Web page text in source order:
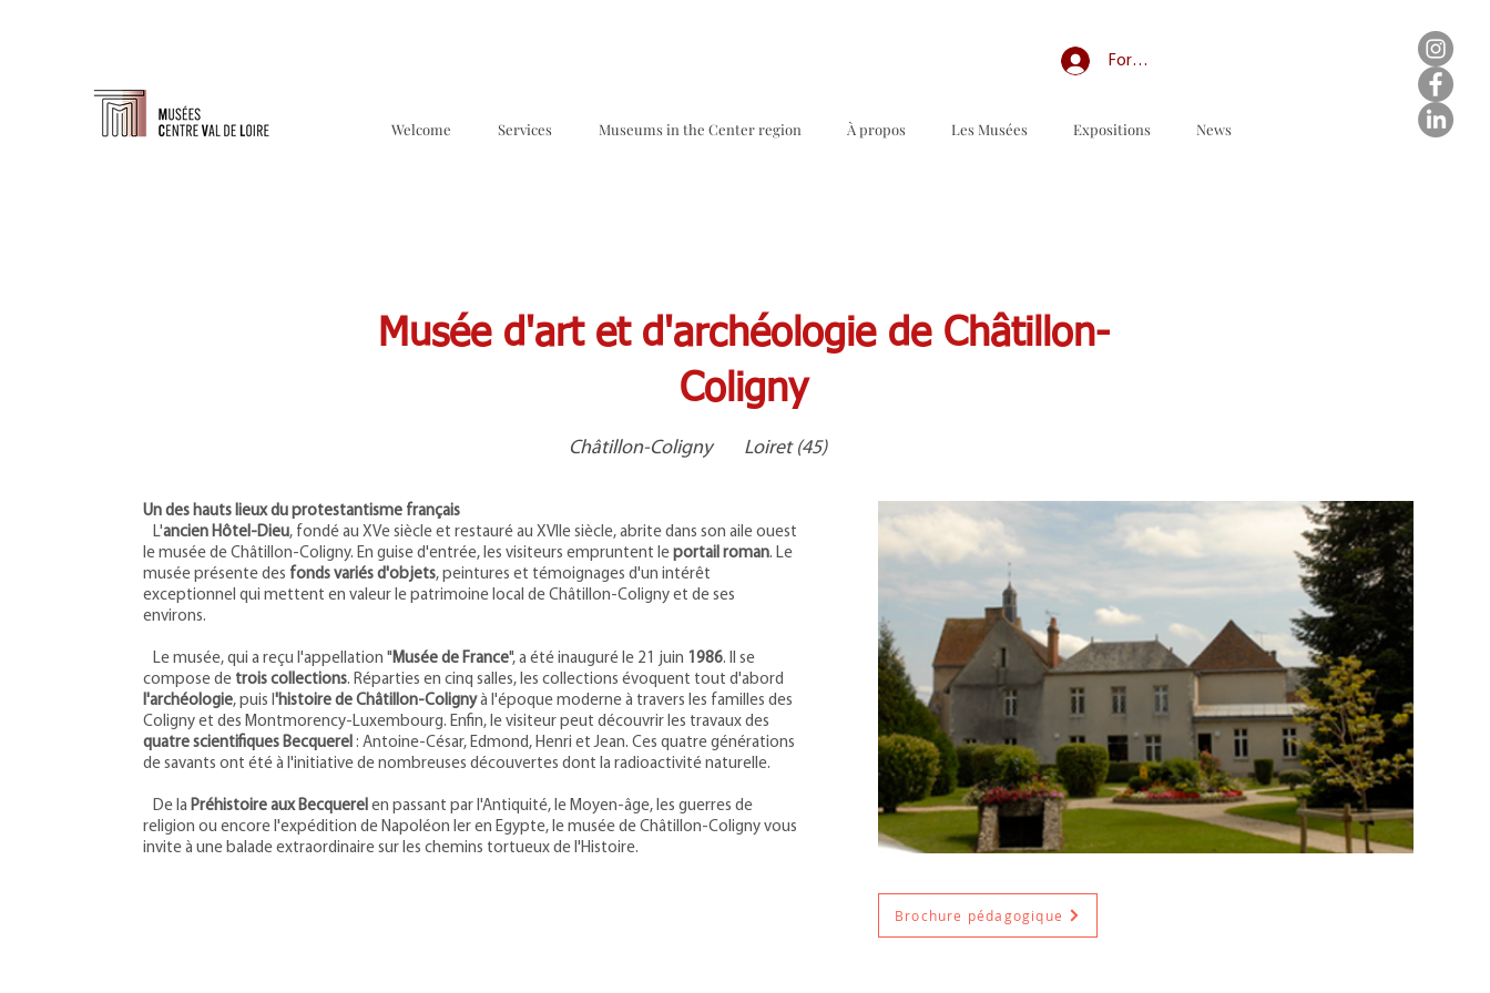
Forum professionnel/My Groups
Welcome Services Museums in the Center region À propos Les Musées Expositions News
Musée d'art et d'archéologie de Châtillon-
Coligny
Châtillon-Coligny Loiret (45)
Un des hauts lieux du protestantisme français
L'ancien Hôtel-Dieu, fondé au XVe siècle et restauré au XVIIe siècle, abrite dans son aile ouest
le musée de Châtillon-Coligny. En guise d'entrée, les visiteurs empruntent le portail roman. Le
musée présente des fonds variés d'objets, peintures et témoignages d'un intérêt
exceptionnel qui mettent en valeur le patrimoine local de Châtillon-Coligny et de ses
environs.
Le musée, qui a reçu l'appellation "Musée de France", a été inauguré le 21 juin 1986. Il se
compose de trois collections. Réparties en cinq salles, les collections évoquent tout d'abord
l'archéologie, puis l'histoire de Châtillon-Colignyà l'époque moderne à travers les familles des
Coligny et des Montmorency-Luxembourg. Enfin, le visiteur peut découvrir les travaux des
quatre scientifiques Becquerel : Antoine-César, Edmond, Henri et Jean. Ces quatre générations
de savants ont été à l'initiative de nombreuses découvertes dont la radioactivité naturelle.
De la Préhistoire aux Becquerel en passant par l'Antiquité, le Moyen-âge, les guerres de
religion ou encore l'expédition de Napoléon Ier en Egypte, le musée de Châtillon-Coligny vous
invite à une balade extraordinaire sur les chemins tortueux de l'Histoire.
Brochure pédagogique